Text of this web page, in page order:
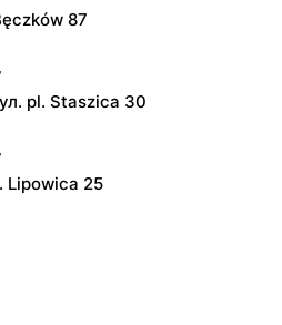
87
pl. Staszica 30
Lipowica 25